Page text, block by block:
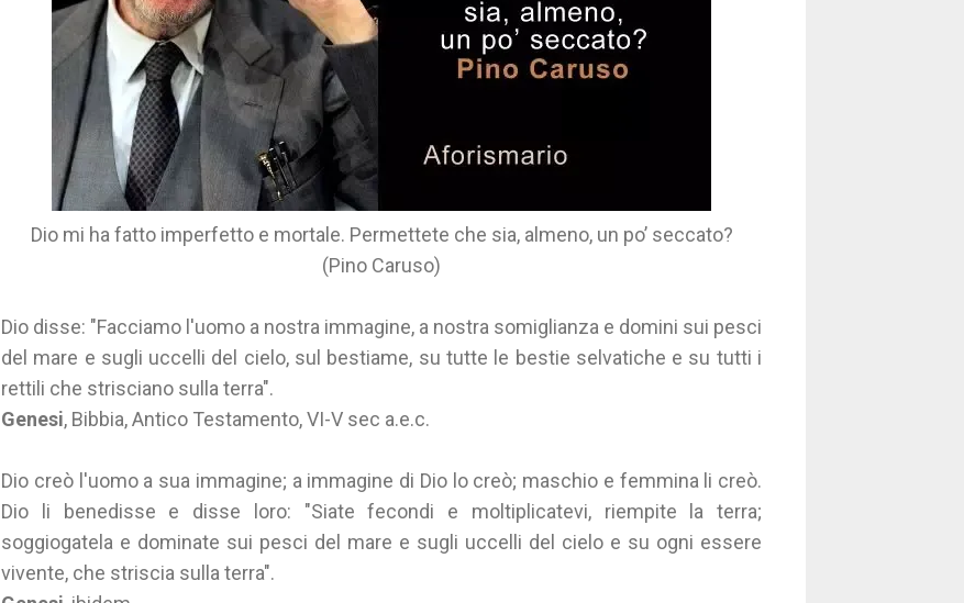
Dio mi ha fatto imperfetto e mortale. Permettete che sia, almeno, un po’ seccato?
(Pino Caruso)
Dio disse: "Facciamo l'uomo a nostra immagine, a nostra somiglianza e domini sui pesci
del mare e sugli uccelli del cielo, sul bestiame, su tutte le bestie selvatiche e su tutti i
rettili che strisciano sulla terra".
Genesi, Bibbia, Antico Testamento, VI-V sec a.e.c.
Dio creò l'uomo a sua immagine; a immagine di Dio lo creò; maschio e femmina li creò.
Dio li benedisse e disse loro: "Siate fecondi e moltiplicatevi, riempite la terra;
soggiogatela e dominate sui pesci del mare e sugli uccelli del cielo e su ogni essere
vivente, che striscia sulla terra".